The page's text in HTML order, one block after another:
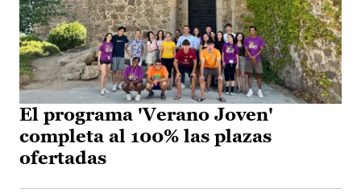
El programa 'Verano Joven'
completa al 100% las plazas
ofertadas